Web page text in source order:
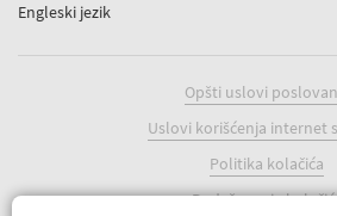
Engleski jezik
Opšti uslovi
Uslovi korišćenja internet
Politika kolačića
Podešavanje